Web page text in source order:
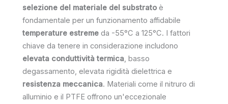
selezione del materiale del substrato è
fondamentale per un funzionamento affidabile
temperature estreme da -55°C a 125°C. I fattori
chiave da tenere in considerazione includono
elevata conduttività termica, basso
degassamento, elevata rigidità dielettrica e
resistenza meccanica. Materiali come il nitruro di
alluminio e il PTFE offrono un'eccezionale